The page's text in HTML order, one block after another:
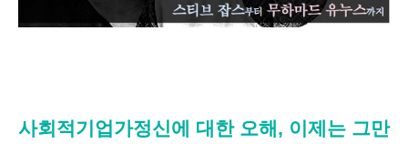
사회적기업가정신에 대한 오해, 이제는 그만